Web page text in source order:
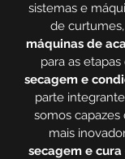
sistemas e
de
máquinas de
para as etapas
secagem e
parte
somos
mais
secagem e cura